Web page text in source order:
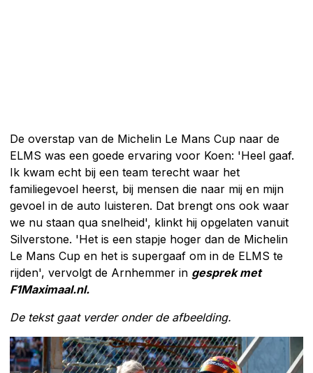
De overstap van de Michelin Le Mans Cup naar de
ELMS was een goede ervaring voor Koen: 'Heel gaaf.
Ik kwam echt bij een team terecht waar het
familiegevoel heerst, bij mensen die naar mij en mijn
gevoel in de auto luisteren. Dat brengt ons ook waar
we nu staan qua snelheid', klinkt hij opgelaten vanuit
Silverstone. 'Het is een stapje hoger dan de Michelin
Le Mans Cup en het is supergaaf om in de ELMS te
rijden', vervolgt de Arnhemmer in gesprek met
F1Maximaal.nl.
De tekst gaat verder onder de afbeelding.